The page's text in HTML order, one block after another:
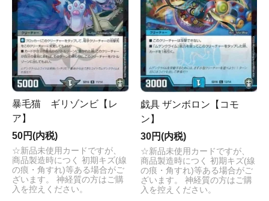
暴毛猫 ギリゾンビ【レ
ア】
50円(内税)
☆新品未使用カードですが、
商品製造時につく 初期キズ(線
の痕・角すれ)等ある場合がご
ざいます。 神経質の方はご購
入を控えください。
戯具 ザンボロン【コモ
ン】
30円(内税)
☆新品未使用カードですが、
商品製造時につく 初期キズ(線
の痕・角すれ)等ある場合がご
ざいます。 神経質の方はご購
入を控えください。